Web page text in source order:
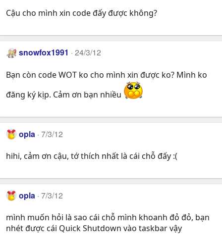
Cậu cho mình xin code đấy được không?
snowfox1991 24/3/12
Bạn còn code WOT ko cho mình xin được ko? Mình ko
đăng ký kịp. Cảm ơn bạn nhiều
opla 7/3/12
hihi, cảm ơn cậu, tớ thích nhất là cái chỗ đấy :(
opla 7/3/12
mình muốn hỏi là sao cái chỗ mình khoanh đỏ đỏ, bạn
nhét được cái Quick Shutdown vào taskbar vậy